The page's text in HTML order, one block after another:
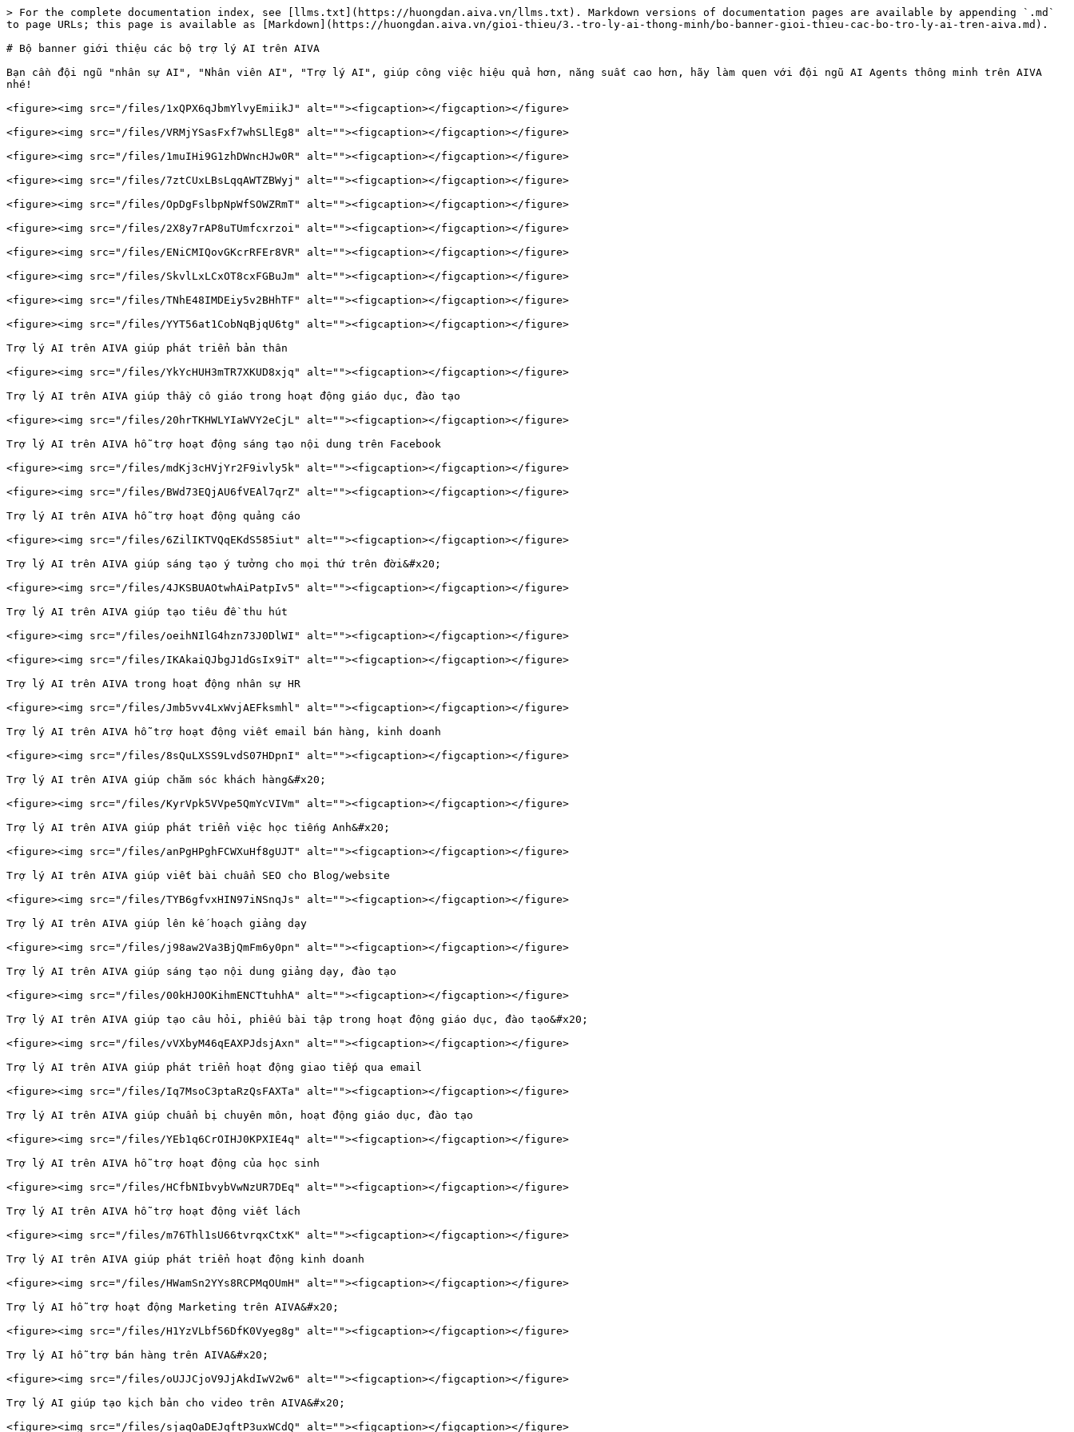
> For the complete documentation index, see [llms.txt](https://huongdan.aiva.vn/llms.txt). Markdown versions of documentation pages are available by appending `.md`
to page URLs; this page is available as [Markdown](https://huongdan.aiva.vn/gioi-thieu/3.-tro-ly-ai-thong-minh/bo-banner-gioi-thieu-cac-bo-tro-ly-ai-tren-aiva.md).
# Bộ banner giới thiệu các bộ trợ lý AI trên AIVA
Bạn cần đội ngũ "nhân sự AI", "Nhân viên AI", "Trợ lý AI", giúp công việc hiệu quả hơn, năng suất cao hơn, hãy làm quen với đội ngũ AI Agents thông minh trên AIVA
nhé!
<figure><img src="/files/1xQPX6qJbmYlvyEmiikJ" alt=""><figcaption></figcaption></figure>
<figure><img src="/files/VRMjYSasFxf7whSLlEg8" alt=""><figcaption></figcaption></figure>
<figure><img src="/files/1muIHi9G1zhDWncHJw0R" alt=""><figcaption></figcaption></figure>
<figure><img src="/files/7ztCUxLBsLqqAWTZBWyj" alt=""><figcaption></figcaption></figure>
<figure><img src="/files/OpDgFslbpNpWfSOWZRmT" alt=""><figcaption></figcaption></figure>
<figure><img src="/files/2X8y7rAP8uTUmfcxrzoi" alt=""><figcaption></figcaption></figure>
<figure><img src="/files/ENiCMIQovGKcrRFEr8VR" alt=""><figcaption></figcaption></figure>
<figure><img src="/files/SkvlLxLCxOT8cxFGBuJm" alt=""><figcaption></figcaption></figure>
<figure><img src="/files/TNhE48IMDEiy5v2BHhTF" alt=""><figcaption></figcaption></figure>
<figure><img src="/files/YYT56at1CobNqBjqU6tg" alt=""><figcaption></figcaption></figure>
Trợ lý AI trên AIVA giúp phát triển bản thân
<figure><img src="/files/YkYcHUH3mTR7XKUD8xjq" alt=""><figcaption></figcaption></figure>
Trợ lý AI trên AIVA giúp thầy cô giáo trong hoạt động giáo dục, đào tạo
<figure><img src="/files/20hrTKHWLYIaWVY2eCjL" alt=""><figcaption></figcaption></figure>
Trợ lý AI trên AIVA hỗ trợ hoạt động sáng tạo nội dung trên Facebook
<figure><img src="/files/mdKj3cHVjYr2F9ivly5k" alt=""><figcaption></figcaption></figure>
<figure><img src="/files/BWd73EQjAU6fVEAl7qrZ" alt=""><figcaption></figcaption></figure>
Trợ lý AI trên AIVA hỗ trợ hoạt động quảng cáo
<figure><img src="/files/6ZilIKTVQqEKdS585iut" alt=""><figcaption></figcaption></figure>
Trợ lý AI trên AIVA giúp sáng tạo ý tưởng cho mọi thứ trên đời&#x20;
<figure><img src="/files/4JKSBUAOtwhAiPatpIv5" alt=""><figcaption></figcaption></figure>
Trợ lý AI trên AIVA giúp tạo tiêu đề thu hút
<figure><img src="/files/oeihNIlG4hzn73J0DlWI" alt=""><figcaption></figcaption></figure>
<figure><img src="/files/IKAkaiQJbgJ1dGsIx9iT" alt=""><figcaption></figcaption></figure>
Trợ lý AI trên AIVA trong hoạt động nhân sự HR
<figure><img src="/files/Jmb5vv4LxWvjAEFksmhl" alt=""><figcaption></figcaption></figure>
Trợ lý AI trên AIVA hỗ trợ hoạt động viết email bán hàng, kinh doanh
<figure><img src="/files/8sQuLXSS9LvdS07HDpnI" alt=""><figcaption></figcaption></figure>
Trợ lý AI trên AIVA giúp chăm sóc khách hàng&#x20;
<figure><img src="/files/KyrVpk5VVpe5QmYcVIVm" alt=""><figcaption></figcaption></figure>
Trợ lý AI trên AIVA giúp phát triển việc học tiếng Anh&#x20;
<figure><img src="/files/anPgHPghFCWXuHf8gUJT" alt=""><figcaption></figcaption></figure>
Trợ lý AI trên AIVA giúp viết bài chuẩn SEO cho Blog/website
<figure><img src="/files/TYB6gfvxHIN97iNSnqJs" alt=""><figcaption></figcaption></figure>
Trợ lý AI trên AIVA giúp lên kế hoạch giảng dạy
<figure><img src="/files/j98aw2Va3BjQmFm6y0pn" alt=""><figcaption></figcaption></figure>
Trợ lý AI trên AIVA giúp sáng tạo nội dung giảng dạy, đào tạo
<figure><img src="/files/00kHJ0OKihmENCTtuhhA" alt=""><figcaption></figcaption></figure>
Trợ lý AI trên AIVA giúp tạo câu hỏi, phiếu bài tập trong hoạt động giáo dục, đào tạo&#x20;
<figure><img src="/files/vVXbyM46qEAXPJdsjAxn" alt=""><figcaption></figcaption></figure>
Trợ lý AI trên AIVA giúp phát triển hoạt động giao tiếp qua email
<figure><img src="/files/Iq7MsoC3ptaRzQsFAXTa" alt=""><figcaption></figcaption></figure>
Trợ lý AI trên AIVA giúp chuẩn bị chuyên môn, hoạt động giáo dục, đào tạo
<figure><img src="/files/YEb1q6CrOIHJ0KPXIE4q" alt=""><figcaption></figcaption></figure>
Trợ lý AI trên AIVA hỗ trợ hoạt động của học sinh
<figure><img src="/files/HCfbNIbvybVwNzUR7DEq" alt=""><figcaption></figcaption></figure>
Trợ lý AI trên AIVA hỗ trợ hoạt động viết lách
<figure><img src="/files/m76Thl1sU66tvrqxCtxK" alt=""><figcaption></figcaption></figure>
Trợ lý AI trên AIVA giúp phát triển hoạt động kinh doanh
<figure><img src="/files/HWamSn2YYs8RCPMqOUmH" alt=""><figcaption></figcaption></figure>
Trợ lý AI hỗ trợ hoạt động Marketing trên AIVA&#x20;
<figure><img src="/files/H1YzVLbf56DfK0Vyeg8g" alt=""><figcaption></figcaption></figure>
Trợ lý AI hỗ trợ bán hàng trên AIVA&#x20;
<figure><img src="/files/oUJJCjoV9JjAkdIwV2w6" alt=""><figcaption></figcaption></figure>
Trợ lý AI giúp tạo kịch bản cho video trên AIVA&#x20;